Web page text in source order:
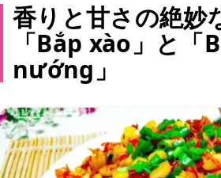
香りと甘さの絶妙
「Bắp xào」と「
nướng」